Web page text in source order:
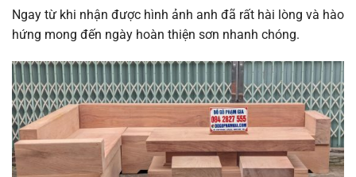
Ngay từ khi nhận được hình ảnh anh đã rất hài lòng và hào
hứng mong đến ngày hoàn thiện sơn nhanh chóng.